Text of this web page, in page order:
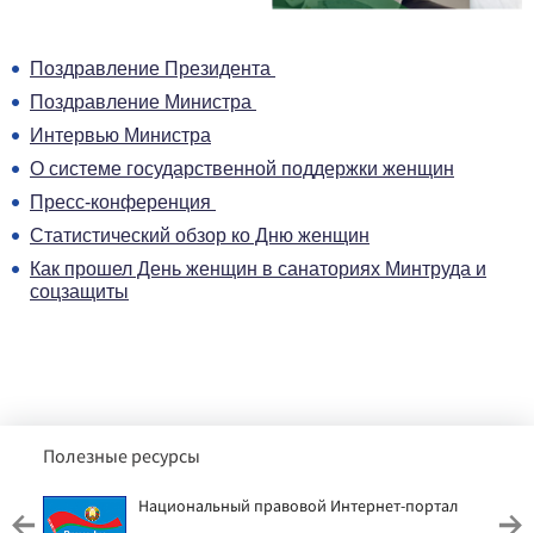
Поздравление Президента
Поздравление Министра
Интервью Министра
О системе государственной поддержки женщин
Пресс-конференция
Статистический обзор ко Дню женщин
Как прошел День женщин в санаториях Минтруда и
соцзащиты
Полезные ресурсы
Национальный правовой Интернет-портал